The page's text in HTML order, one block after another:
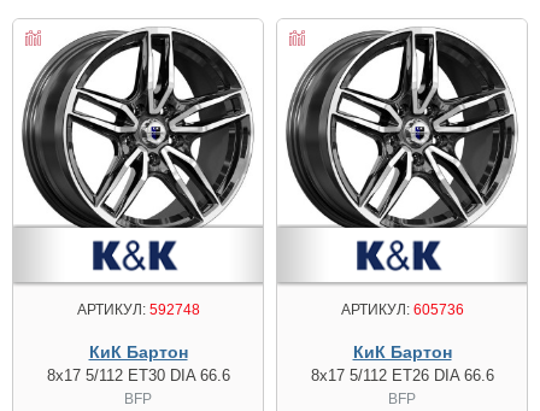
АРТИКУЛ:592748
КиК Бартон
8x17 5/112 ET30 DIA 66.6
BFP
АРТИКУЛ:605736
КиК Бартон
8x17 5/112 ET26 DIA 66.6
BFP